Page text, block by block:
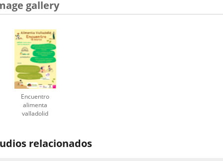
gallery
Encuentro
alimenta
valladolid
relacionados